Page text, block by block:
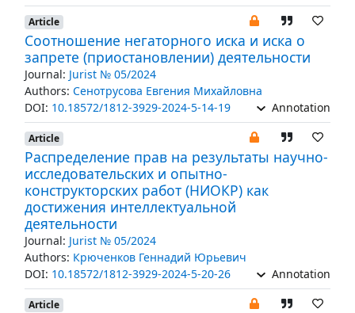
Article
Соотношение негаторного иска и иска о
запрете (приостановлении) деятельности
Journal: Jurist № 05/2024
Authors: Сенотрусова Евгения Михайловна
DOI: 10.18572/1812-3929-2024-5-14-19 Annotation
Article
Распределение прав на результаты научно-
исследовательских и опытно-
конструкторских работ (НИОКР) как
достижения интеллектуальной
деятельности
Journal: Jurist № 05/2024
Authors: Крюченков Геннадий Юрьевич
DOI: 10.18572/1812-3929-2024-5-20-26 Annotation
Article